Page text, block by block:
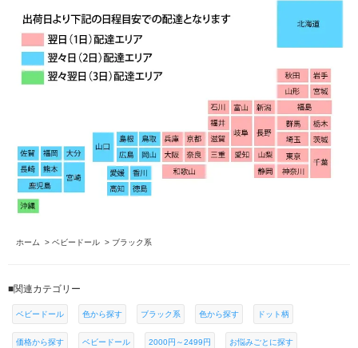
ホーム > ベビードール > ブラック系
■関連カテゴリー
ベビードール 色から探す ブラック系 色から探す ドット柄
価格から探す ベビードール 2000円～2499円 お悩みごとに探す